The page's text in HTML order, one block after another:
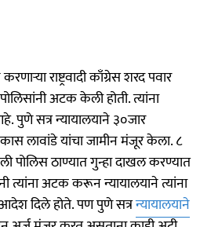
राष्ट्रवादी काँग्रेस शरद पवार
अटक केली होती. त्यांना
सत्र न्यायालयाने ३०जार
लावांडे यांचा जामीन मंजूर केला. ८
पोलिस ठाण्यात गुन्हा दाखल करण्यात
त्यांना अटक करून न्यायालयाने त्यांना
आदेश दिले होते. पण पुणे सत्रन्यायालयाने